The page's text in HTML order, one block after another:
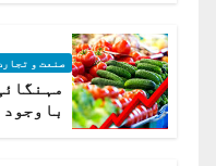
صنعت و